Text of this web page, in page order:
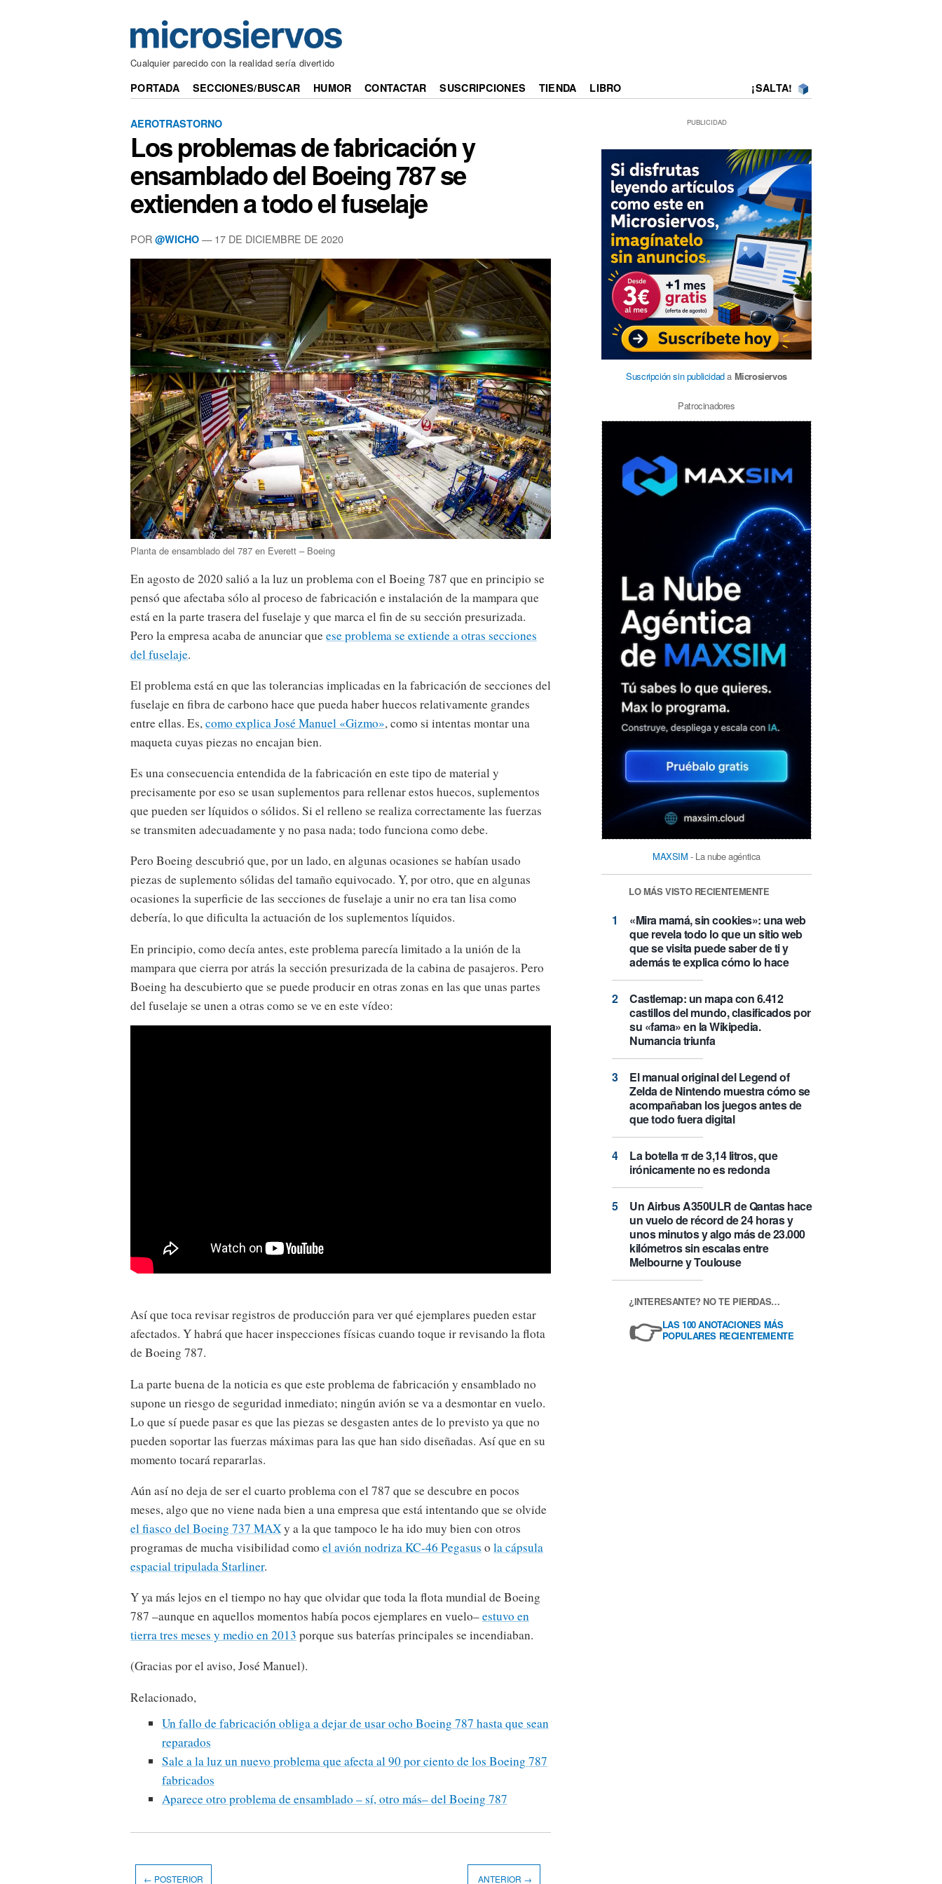
Cualquier parecido con la realidad sería divertido
PORTADA SECCIONES/BUSCAR HUMOR CONTACTAR SUSCRIPCIONES TIENDA LIBRO ¡SALTA!
AEROTRASTORNO
Los problemas de fabricación y
ensamblado del Boeing 787 se
extienden a todo el fuselaje
POR @WICHO — 17 DE DICIEMBRE DE 2020
Planta de ensamblado del 787 en Everett – Boeing
En agosto de 2020 salió a la luz un problema con el Boeing 787 que en principio se
pensó que afectaba sólo al proceso de fabricación e instalación de la mampara que
está en la parte trasera del fuselaje y que marca el fin de su sección presurizada.
Pero la empresa acaba de anunciar queese problema se extiende a otras secciones
del fuselaje.
El problema está en que las tolerancias implicadas en la fabricación de secciones del
fuselaje en fibra de carbono hace que pueda haber huecos relativamente grandes
entre ellas. Es,como explica José Manuel «Gizmo», como si intentas montar una
maqueta cuyas piezas no encajan bien.
Es una consecuencia entendida de la fabricación en este tipo de material y
precisamente por eso se usan suplementos para rellenar estos huecos, suplementos
que pueden ser líquidos o sólidos. Si el relleno se realiza correctamente las fuerzas
se transmiten adecuadamente y no pasa nada; todo funciona como debe.
Pero Boeing descubrió que, por un lado, en algunas ocasiones se habían usado
piezas de suplemento sólidas del tamaño equivocado. Y, por otro, que en algunas
ocasiones la superficie de las secciones de fuselaje a unir no era tan lisa como
debería, lo que dificulta la actuación de los suplementos líquidos.
En principio, como decía antes, este problema parecía limitado a la unión de la
mampara que cierra por atrás la sección presurizada de la cabina de pasajeros. Pero
Boeing ha descubierto que se puede producir en otras zonas en las que unas partes
del fuselaje se unen a otras como se ve en este vídeo:
Así que toca revisar registros de producción para ver qué ejemplares pueden estar
afectados. Y habrá que hacer inspecciones físicas cuando toque ir revisando la flota
de Boeing 787.
La parte buena de la noticia es que este problema de fabricación y ensamblado no
supone un riesgo de seguridad inmediato; ningún avión se va a desmontar en vuelo.
Lo que sí puede pasar es que las piezas se desgasten antes de lo previsto ya que no
pueden soportar las fuerzas máximas para las que han sido diseñadas. Así que en su
momento tocará repararlas.
Aún así no deja de ser el cuarto problema con el 787 que se descubre en pocos
meses, algo que no viene nada bien a una empresa que está intentando que se olvide
el fiasco del Boeing 737 MAXy a la que tampoco le ha ido muy bien con otros
programas de mucha visibilidad como el avión nodriza KC-46 Pegasus o la cápsula
espacial tripulada Starliner.
Y ya más lejos en el tiempo no hay que olvidar que toda la flota mundial de Boeing
787 –aunque en aquellos momentos había pocos ejemplares en vuelo–estuvo en
tierra tres meses y medio en 2013 porque sus baterías principales se incendiaban.
(Gracias por el aviso, José Manuel).
Relacionado,
Un fallo de fabricación obliga a dejar de usar ocho Boeing 787 hasta que sean
reparados
Sale a la luz un nuevo problema que afecta al 90 por ciento de los Boeing 787
fabricados
Aparece otro problema de ensamblado – sí, otro más– del Boeing 787
PUBLICIDAD
Suscripción sin publicidada Microsiervos
Patrocinadores
MAXSIM - La nube agéntica
LO MÁS VISTO RECIENTEMENTE
«Mira mamá, sin cookies»: una web
que revela todo lo que un sitio web
que se visita puede saber de ti y
además te explica cómo lo hace
Castlemap: un mapa con 6.412
castillos del mundo, clasificados por
su «fama» en la Wikipedia.
Numancia triunfa
El manual original del Legend of
Zelda de Nintendo muestra cómo se
acompañaban los juegos antes de
que todo fuera digital
La botella π de 3,14 litros, que
irónicamente no es redonda
Un Airbus A350ULR de Qantas hace
un vuelo de récord de 24 horas y
unos minutos y algo más de 23.000
kilómetros sin escalas entre
Melbourne y Toulouse
¿INTERESANTE? NO TE PIERDAS…
👉LAS 100 ANOTACIONES MÁS
POPULARES RECIENTEMENTE
← POSTERIOR ANTERIOR →